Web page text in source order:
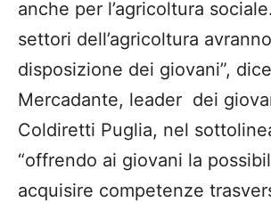
anche per l’agricoltura
settori dell’agricoltura
disposizione dei giovani”,
Mercadante, leader dei
Coldiretti Puglia, nel
“offrendo ai giovani la
acquisire competenze